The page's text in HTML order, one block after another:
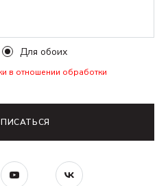
Для обоих
в отношении обработки